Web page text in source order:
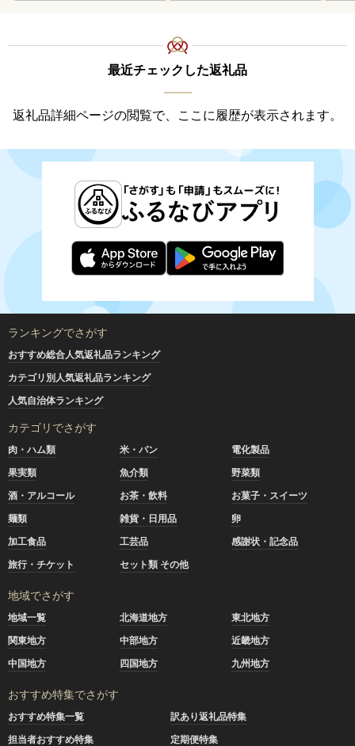
最近チェックした返礼品
返礼品詳細ページの閲覧で、ここに履歴が表示されます。
ランキングでさがす
おすすめ総合人気返礼品ランキング
カテゴリ別人気返礼品ランキング
人気自治体ランキング
カテゴリでさがす
肉・ハム類 米・パン
電化製品
果実類
魚介類
野菜類
酒・アルコール
お茶・飲料
お菓子・スイーツ
麺類
雑貨・日用品
卵
加工食品
工芸品
感謝状・記念品
旅行・チケット
セット類 その他
地域でさがす
地域一覧 北海道地方
東北地方
関東地方
中部地方
近畿地方
中国地方
四国地方 九州地方
おすすめ特集でさがす
おすすめ特集一覧
訳あり返礼品特集
担当者おすすめ特集
定期便特集